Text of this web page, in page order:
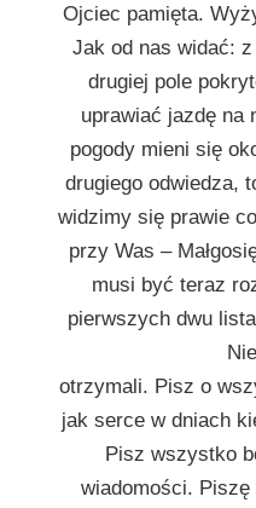
Ojciec pamięta.
Jak od nas widać:
drugiej pole
uprawiać jazdę na
pogody mieni się
drugiego odwiedza,
widzimy się prawie
przy Was –
musi być teraz
pierwszych dwu
otrzymali. Pisz o
jak serce w dniach
Pisz wszystko
wiadomości.